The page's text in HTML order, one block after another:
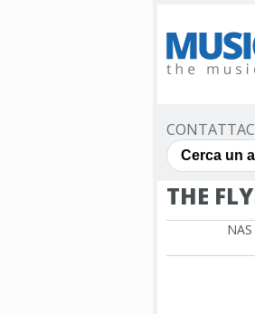
THE
NAS